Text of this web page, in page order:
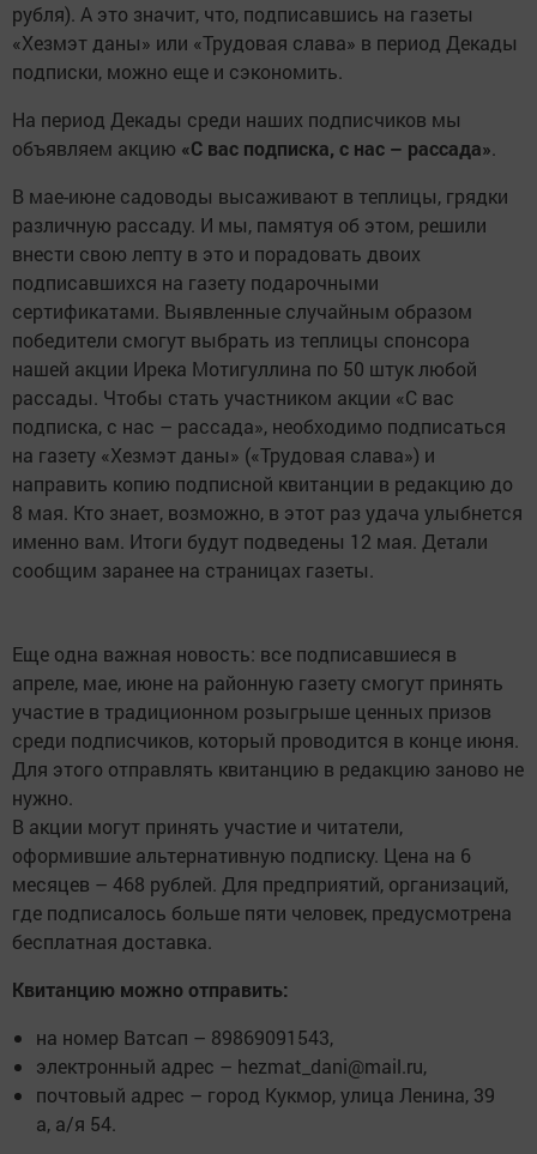
рубля). А это значит, что, подписавшись на газеты
«Хезмэт даны» или «Трудовая слава» в период Декады
подписки, можно еще и сэкономить.
На период Декады среди наших подписчиков мы
объявляем акцию «С вас подписка, с нас – рассада».
В мае-июне садоводы высаживают в теплицы, грядки
различную рассаду. И мы, памятуя об этом, решили
внести свою лепту в это и порадовать двоих
подписавшихся на газету подарочными
сертификатами. Выявленные случайным образом
победители смогут выбрать из теплицы спонсора
нашей акции Ирека Мотигуллина по 50 штук любой
рассады. Чтобы стать участником акции «С вас
подписка, с нас – рассада», необходимо подписаться
на газету «Хезмэт даны» («Трудовая слава») и
направить копию подписной квитанции в редакцию до
8 мая. Кто знает, возможно, в этот раз удача улыбнется
именно вам. Итоги будут подведены 12 мая. Детали
сообщим заранее на страницах газеты.
Еще одна важная новость: все подписавшиеся в
апреле, мае, июне на районную газету смогут принять
участие в традиционном розыгрыше ценных призов
среди подписчиков, который проводится в конце июня.
Для этого отправлять квитанцию в редакцию заново не
нужно.
В акции могут принять участие и читатели,
оформившие альтернативную подписку. Цена на 6
месяцев – 468 рублей. Для предприятий, организаций,
где подписалось больше пяти человек, предусмотрена
бесплатная доставка.
Квитанцию можно отправить:
на номер Ватсап – 89869091543,
электронный адрес – hezmat_dani@mail.ru,
почтовый адрес – город Кукмор, улица Ленина, 39
а, а/я 54.